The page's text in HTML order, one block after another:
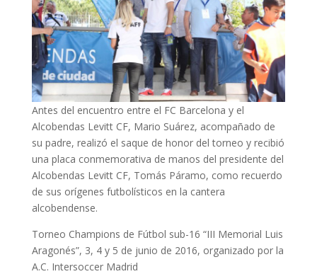
Antes del encuentro entre el FC Barcelona y el
Alcobendas Levitt CF, Mario Suárez, acompañado de
su padre, realizó el saque de honor del torneo y recibió
una placa conmemorativa de manos del presidente del
Alcobendas Levitt CF, Tomás Páramo, como recuerdo
de sus orígenes futbolísticos en la cantera
alcobendense.
Torneo Champions de Fútbol sub-16 “III Memorial Luis
Aragonés”, 3, 4 y 5 de junio de 2016, organizado por la
A.C. Intersoccer Madrid